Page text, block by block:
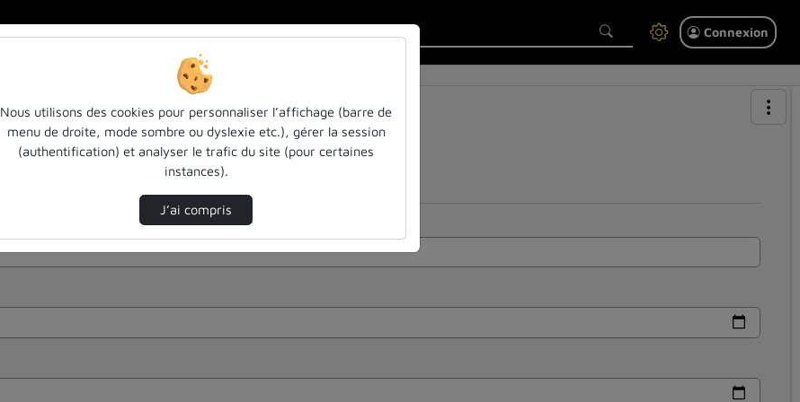
Connexion
Nous utilisons des cookies pour personnaliser l’affichage (barre de
menu de droite, mode sombre ou dyslexie etc.), gérer la session
(authentification) et analyser le trafic du site (pour certaines
instances).
J’ai compris